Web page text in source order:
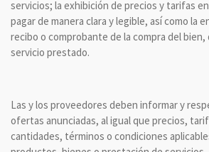
servicios; la exhibición de precios y tarifas
pagar de manera clara y legible, así como la
recibo o comprobante de la compra del
servicio prestado.
Las y los proveedores deben informar y
ofertas anunciadas, al igual que precios,
cantidades, términos o condiciones